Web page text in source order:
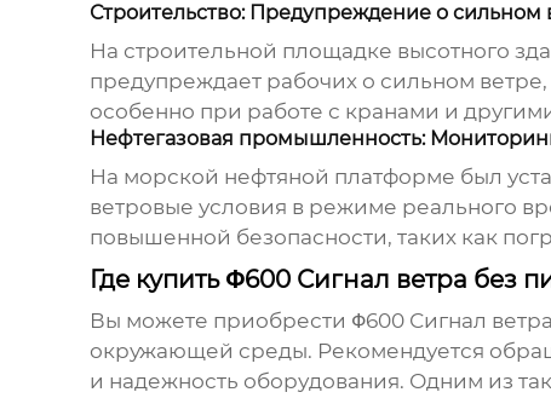
Строительство: Предупреждение о сильном
На строительной площадке высотного
предупреждает рабочих о сильном
особенно при работе с кранами и
Нефтегазовая промышленность:
На морской нефтяной платформе был
ветровые условия в режиме реального
повышенной безопасности, таких как
Где купить Φ600 Сигнал ветра без
Вы можете приобрести Φ600 Сигнал
окружающей среды. Рекомендуется
и надежность оборудования. Одним из